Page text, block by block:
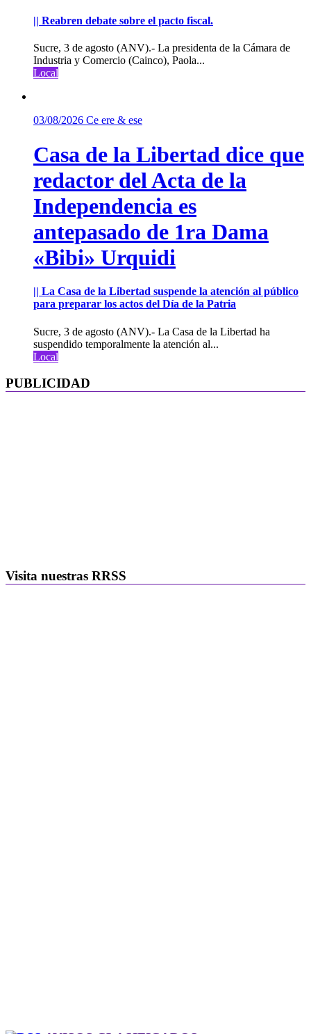
|| Reabren debate sobre el pacto fiscal.
Sucre, 3 de agosto (ANV).- La presidenta de la Cámara de
Industria y Comercio (Cainco), Paola...
Local
03/08/2026 Ce ere & ese
Casa de la Libertad dice que
redactor del Acta de la
Independencia es
antepasado de 1ra Dama
«Bibi» Urquidi
|| La Casa de la Libertad suspende la atención al público
para preparar los actos del Día de la Patria
Sucre, 3 de agosto (ANV).- La Casa de la Libertad ha
suspendido temporalmente la atención al...
Local
PUBLICIDAD
Visita nuestras RRSS